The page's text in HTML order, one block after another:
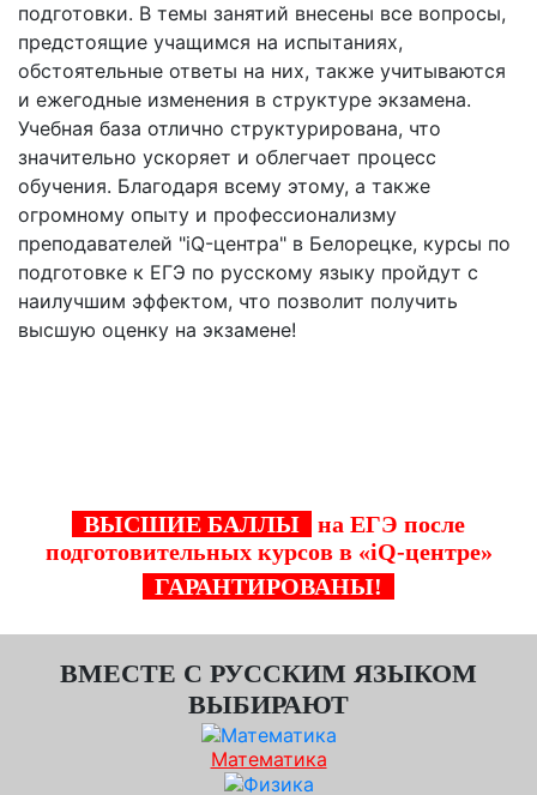
подготовки. В темы занятий внесены все вопросы,
предстоящие учащимся на испытаниях,
обстоятельные ответы на них, также учитываются
и ежегодные изменения в структуре экзамена.
Учебная база отлично структурирована, что
значительно ускоряет и облегчает процесс
обучения. Благодаря всему этому, а также
огромному опыту и профессионализму
преподавателей "iQ-центра" в Белорецке, курсы по
подготовке к ЕГЭ по русскому языку пройдут с
наилучшим эффектом, что позволит получить
высшую оценку на экзамене!
ВЫСШИЕ БАЛЛЫ
на ЕГЭ после
подготовительных курсов в «iQ-центре»
ГАРАНТИРОВАНЫ!
ВМЕСТЕ С РУССКИМ ЯЗЫКОМ
ВЫБИРАЮТ
Математика